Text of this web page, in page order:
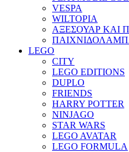
VESPA
WILTOPIA
ΑΞΕΣΟΥΑΡ ΚΑΙ
LEGO
CITY
LEGO EDITIONS
DUPLO
FRIENDS
HARRY POTTER
NINJAGO
STAR WARS
LEGO AVATAR
LEGO FORMULA